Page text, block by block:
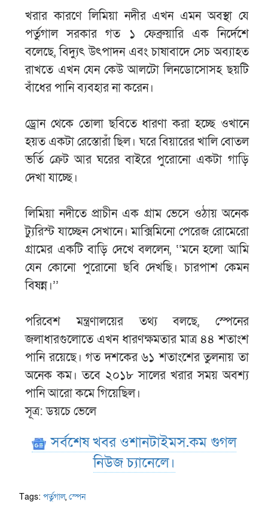
খরার কারণে লিমিয়া নদীর এখন এমন অবস্থা যে
পর্তুগাল সরকার গত ১ ফেব্রুয়ারি এক নির্দেশে
বলেছে, বিদ্যুৎ উৎপাদন এবং চাষাবাদে সেচ অব্যাহত
রাখতে এখন যেন কেউ আলটো লিনডোসোসহ ছয়টি
বাঁধের পানি ব্যবহার না করেন।
ড্রোন থেকে তোলা ছবিতে ধারণা করা হচ্ছে ওখানে
হয়ত একটা রেস্তোরাঁ ছিল। ঘরে বিয়ারের খালি বোতল
ভর্তি ক্রেট আর ঘরের বাইরে পুরোনো একটা গাড়ি
দেখা যাচ্ছে।
লিমিয়া নদীতে প্রাচীন এক গ্রাম ভেসে ওঠায় অনেক
ট্যুরিস্ট যাচ্ছেন সেখানে। মাক্সিমিনো পেরেজ রোমেরো
গ্রামের একটি বাড়ি দেখে বললেন, ‘‘মনে হলো আমি
যেন কোনো পুরোনো ছবি দেখছি। চারপাশ কেমন
বিষন্ন।’’
পরিবেশ মন্ত্রণালয়ের তথ্য বলছে, স্পেনের
জলাধারগুলোতে এখন ধারণক্ষমতার মাত্র ৪৪ শতাংশ
পানি রয়েছে। গত দশকের ৬১ শতাংশের তুলনায় তা
অনেক কম। তবে ২০১৮ সালের খরার সময় অবশ্য
পানি আরো কমে গিয়েছিল।
সূত্র: ডয়চে ভেলে
সর্বশেষ খবর ওশানটাইমস.কম গুগল
নিউজ চ্যানেলে।
Tags:পর্তুগাল,স্পেন